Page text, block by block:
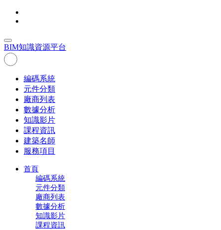
BIM知識資源平台
編碼系統
元件分類
廠商列表
數據分析
知識影片
課程資訊
建築名師
服務項目
首頁
編碼系統
元件分類
廠商列表
數據分析
知識影片
課程資訊